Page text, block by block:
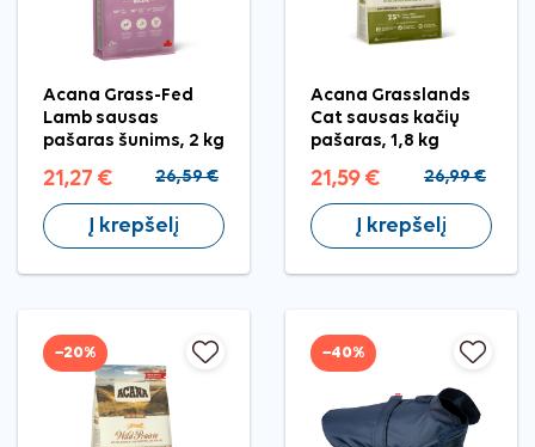
Acana Grass-Fed
Lamb sausas
pašaras šunims, 2 kg
21,27 € 26,59 €
Į krepšelį
Acana Grasslands
Cat sausas kačių
pašaras, 1,8 kg
21,59 € 26,99 €
Į krepšelį
−20% −40%